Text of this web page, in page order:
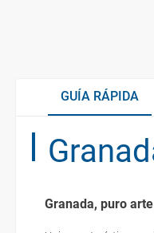
GUÍA RÁPIDA
Granada, puro
Andalucía,
Naturalmente
Arte en cada
Organiza tu viaje
La documentación de